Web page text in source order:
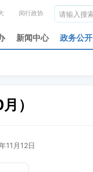
闵行政协
新闻中心 政务公开
）
11月12日